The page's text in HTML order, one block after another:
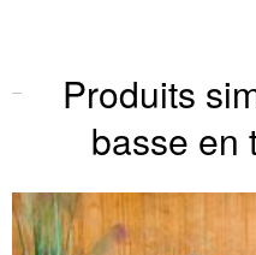
Produits
basse en